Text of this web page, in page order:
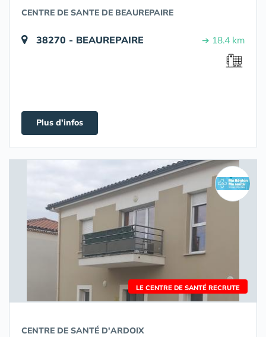
CENTRE DE SANTE DE BEAUREPAIRE
38270 - BEAUREPAIRE ➔ 18.4 km
Plus d'infos
LE CENTRE DE SANTÉ RECRUTE
CENTRE DE SANTÉ D'ARDOIX